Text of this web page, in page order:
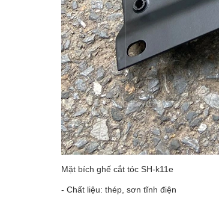
Mặt bích ghế cắt tóc SH-k11e
- Chất liệu: thép, sơn tĩnh điện